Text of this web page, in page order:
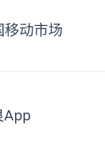
移动市场
App